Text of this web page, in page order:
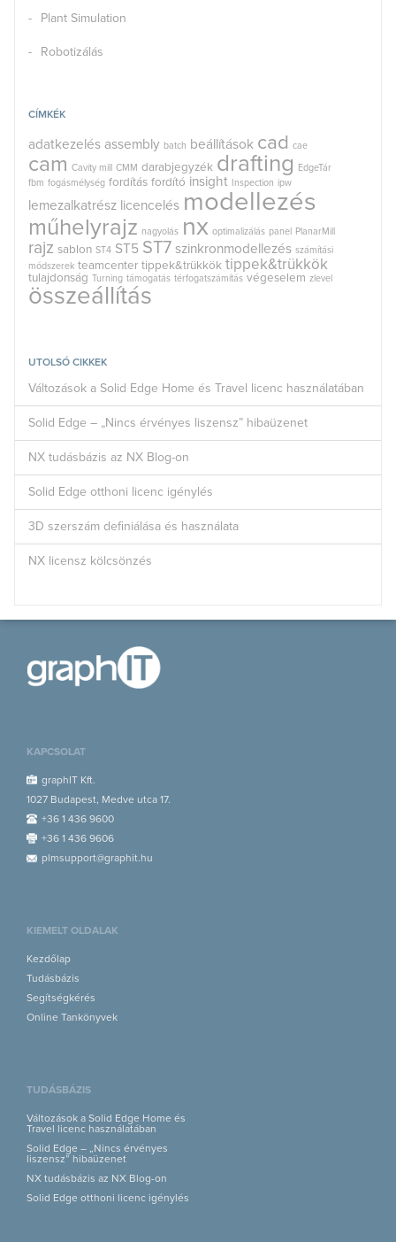
Plant Simulation
Robotizálás
CÍMKÉK
adatkezelés assembly batch beállítások cad cae
cam Cavity mill CMM darabjegyzék drafting EdgeTár
fbm fogásmélység fordítás fordító insight Inspection ipw
lemezalkatrész licencelés modellezés
műhelyrajz nagyolás nx optimalizálás panel PlanarMill
rajz sablon ST4 ST5 ST7 szinkronmodellezés számítási
módszerek teamcenter tippek&trükkök tippek&trükkök
tulajdonság Turning támogatás térfogatszámítás végeselem zlevel
összeállítás
UTOLSÓ CIKKEK
Változások a Solid Edge Home és Travel licenc használatában
Solid Edge – „Nincs érvényes liszensz” hibaüzenet
NX tudásbázis az NX Blog-on
Solid Edge otthoni licenc igénylés
3D szerszám definiálása és használata
NX licensz kölcsönzés
KAPCSOLAT
graphIT Kft.
1027 Budapest, Medve utca 17.
+36 1 436 9600
+36 1 436 9606
plmsupport@graphit.hu
KIEMELT OLDALAK
Kezdőlap
Tudásbázis
Segítségkérés
Online Tankönyvek
TUDÁSBÁZIS
Változások a Solid Edge Home és
Travel licenc használatában
Solid Edge – „Nincs érvényes
liszensz” hibaüzenet
NX tudásbázis az NX Blog-on
Solid Edge otthoni licenc igénylés